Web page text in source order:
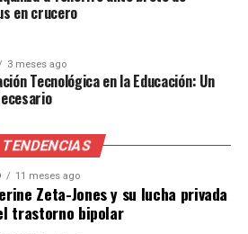
la región.
promover
para
desafío”,
en crucero
3 meses ago
Tecnológica en la Educación: Un
TENDENCIAS
11 meses ago
Zeta-Jones y su lucha privada
trastorno bipolar